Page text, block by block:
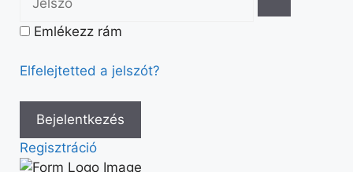
Emlékezz rám
Elfelejtetted a jelszót?
Regisztráció